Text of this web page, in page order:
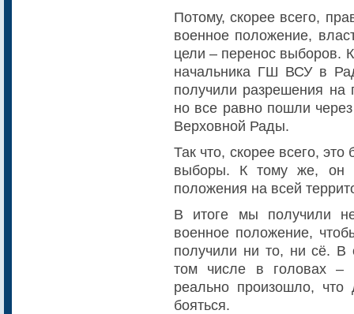
Потому, скорее всего,
военное положение,
цели – перенос выборов.
начальника ГШ ВСУ в
получили разрешения на
но все равно пошли
Верховной Рады.
Так что, скорее всего,
выборы. К тому же, он
положения на всей
В итоге мы получили
военное положение,
получили ни то, ни сё. В
том числе в головах –
реально произошло, что
бояться.